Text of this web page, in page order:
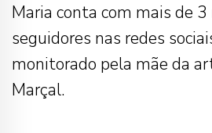
Maria conta com mais de
seguidores nas redes
monitorado pela mãe da
Marçal.